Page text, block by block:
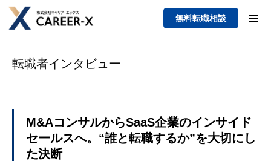
無料転職相談
転職者インタビュー
M&AコンサルからSaaS企業のインサイド
セールスへ。“誰と転職するか”を大切にし
た決断